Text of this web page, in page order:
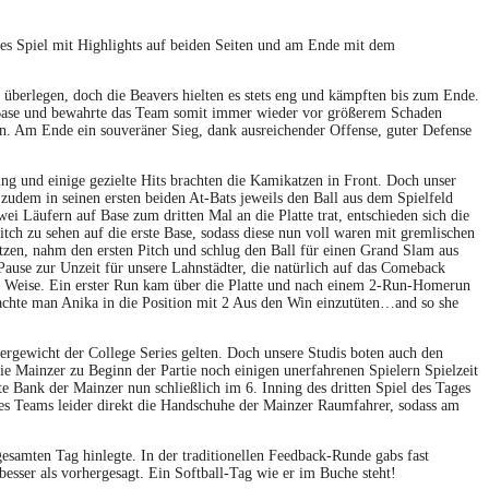
Spiel mit Highlights auf beiden Seiten und am Ende mit dem
doch die Beavers hielten es stets eng und kämpften bis zum Ende.
und bewahrte das Team somit immer wieder vor größerem Schaden
Ende ein souveräner Sieg, dank ausreichender Offense, guter Defense
und einige gezielte Hits brachten die Kamikatzen in Front. Doch unser
in seinen ersten beiden At-Bats jeweils den Ball aus dem Spielfeld
Läufern auf Base zum dritten Mal an die Platte trat, entschieden sich die
zu sehen auf die erste Base, sodass diese nun voll waren mit gremlischen
nahm den ersten Pitch und schlug den Ball für einen Grand Slam aus
zur Unzeit für unsere Lahnstädter, die natürlich auf das Comeback
Ein erster Run kam über die Platte und nach einem 2-Run-Homerun
man Anika in die Position mit 2 Aus den Win einzutüten…and so she
der College Series gelten. Doch unsere Studis boten auch den
Mainzer zu Beginn der Partie noch einigen unerfahrenen Spielern Spielzeit
Bank der Mainzer nun schließlich im 6. Inning des dritten Spiel des Tages
leider direkt die Handschuhe der Mainzer Raumfahrer, sodass am
Tag hinlegte. In der traditionellen Feedback-Runde gabs fast
als vorhergesagt. Ein Softball-Tag wie er im Buche steht!